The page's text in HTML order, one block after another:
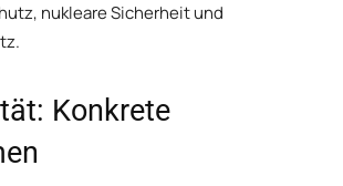
nukleare Sicherheit und
Konkrete